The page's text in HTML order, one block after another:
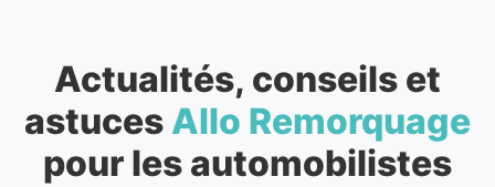
Actualités, conseils et
astuces Allo Remorquage
pour les automobilistes